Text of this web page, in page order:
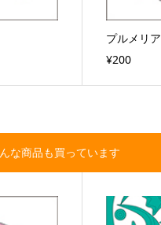
プルメリア
¥200
な商品も買っています